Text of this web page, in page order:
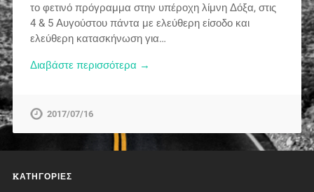
το φετινό πρόγραμμα στην υπέροχη λίμνη Δόξα, στις
4 & 5 Αυγούστου πάντα με ελεύθερη είσοδο και
ελεύθερη κατασκήνωση για…
Διαβάστε περισσότερα →
2017/07/16
KΑΤΗΓΟΡΊΕΣ